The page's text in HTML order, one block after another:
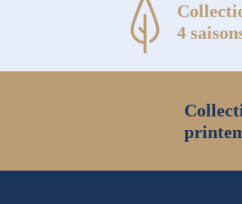
4